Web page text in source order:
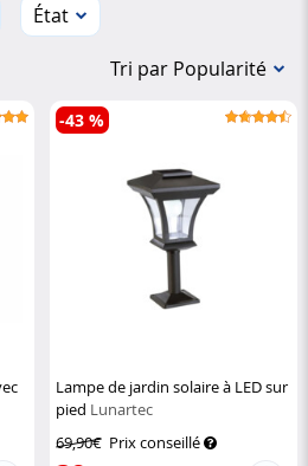
État
Tri par Popularité
Lampe de jardin solaire à LED sur
pied Lunartec
69,90€ Prix conseillé
-43 %